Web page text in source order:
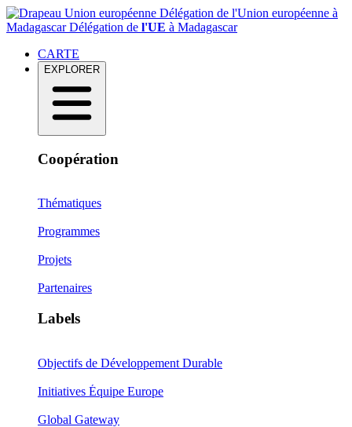
Délégation de l'Union européenne à
MadagascarDélégation de l'UE à Madagascar
CARTE
EXPLORER
Coopération
Thématiques
Programmes
Projets
Partenaires
Labels
Objectifs de Développement Durable
Initiatives Équipe Europe
Global Gateway